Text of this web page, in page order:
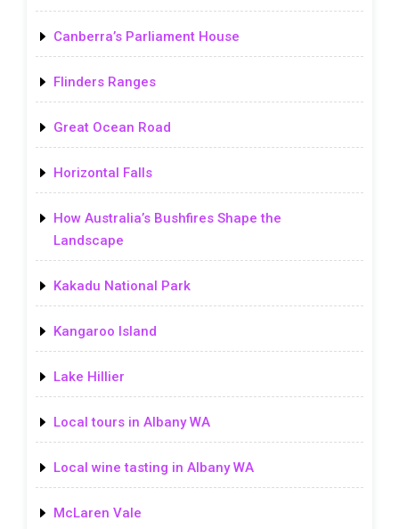
Canberra’s Parliament House
Flinders Ranges
Great Ocean Road
Horizontal Falls
How Australia’s Bushfires Shape the
Landscape
Kakadu National Park
Kangaroo Island
Lake Hillier
Local tours in Albany WA
Local wine tasting in Albany WA
McLaren Vale